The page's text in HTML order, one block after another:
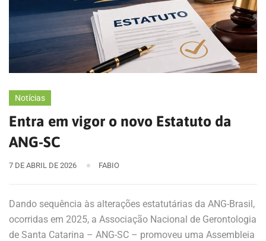
Notícias
Entra em vigor o novo Estatuto da
ANG-SC
7 DE ABRIL DE 2026 FABIO
Dando sequência às alterações estatutárias da ANG-Brasil,
ocorridas em 2025, a Associação Nacional de Gerontologia
de Santa Catarina – ANG-SC – promoveu uma Assembleia